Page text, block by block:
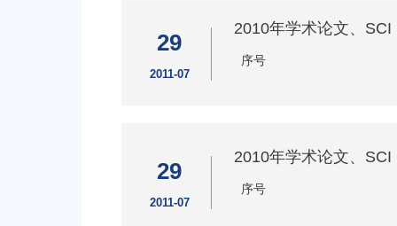
29
2011-07
2010年学术论文、
序号
29
2011-07
2010年学术论文、
序号